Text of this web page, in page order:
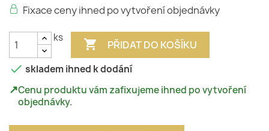
Fixace ceny ihned po vytvoření objednávky
ks  PŘIDAT DO KOŠÍKU
 skladem ihned k dodání
↗Cenu produktu vám zafixujeme ihned po vytvoření
objednávky.